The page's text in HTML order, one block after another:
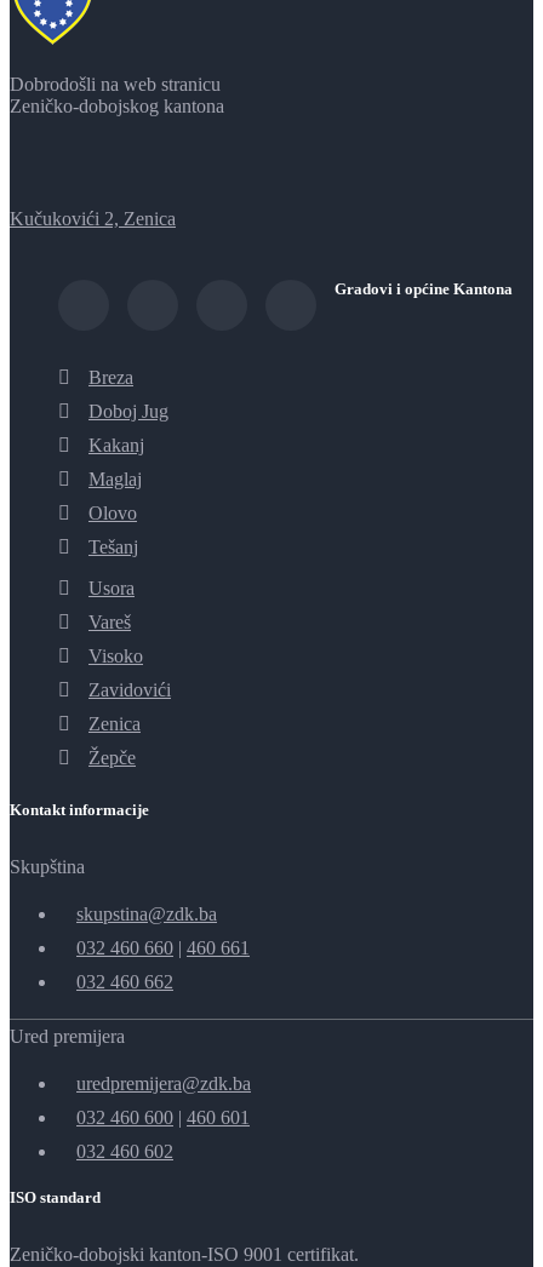
Dobrodošli na web stranicu
Zeničko-dobojskog kantona
Kučukovići 2, Zenica
Gradovi i općine Kantona
Breza
Doboj Jug
Kakanj
Maglaj
Olovo
Tešanj
Usora
Vareš
Visoko
Zavidovići
Zenica
Žepče
Kontakt informacije
Skupština
skupstina@zdk.ba
032 460 660 | 460 661
032 460 662
Ured premijera
uredpremijera@zdk.ba
032 460 600 | 460 601
032 460 602
ISO standard
Zeničko-dobojski kanton-ISO 9001 certifikat.